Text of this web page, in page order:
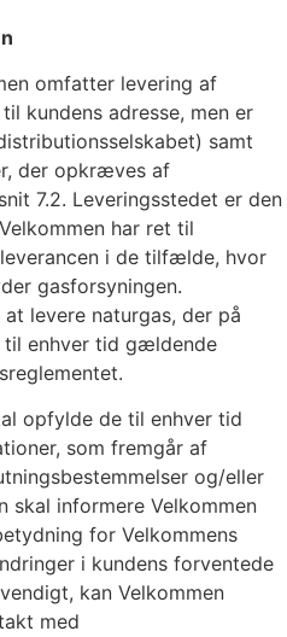
omfatter levering af
kundens adresse, men er
samt
der opkræves af
7.2. Leveringsstedet er den
har ret til
i de tilfælde, hvor
gasforsyningen.
levere naturgas, der på
enhver tid gældende
opfylde de til enhver tid
som fremgår af
og/eller
skal informere Velkommen
for Velkommens
i kundens forventede
kan Velkommen
med